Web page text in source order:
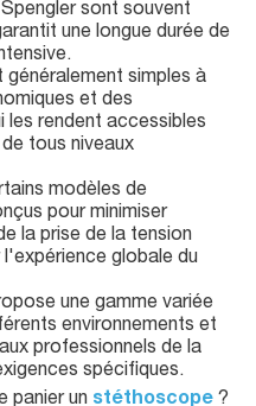
sont souvent
une longue durée de
généralement simples à
et des
les rendent accessibles
tous niveaux
modèles de
pour minimiser
la prise de la tension
globale du
une gamme variée
environnements et
professionnels de la
spécifiques.
panier un stéthoscope ?